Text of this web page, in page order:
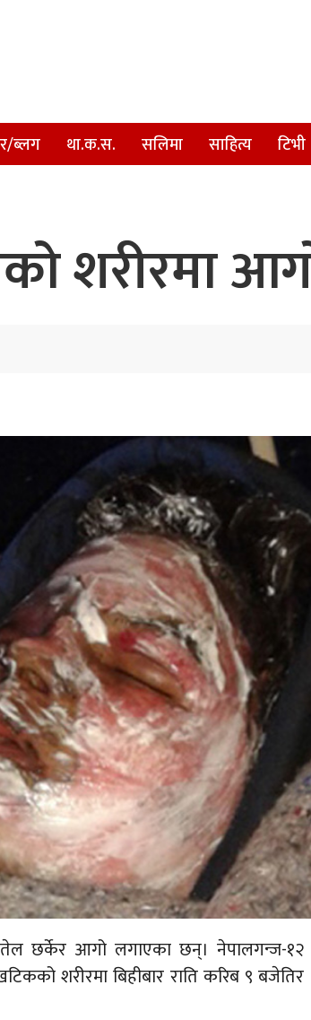
ब्लग था.क.स. सलिमा साहित्य टिभी
शरीरमा
छर्केर आगो लगाएका छन्। नेपालगन्ज-१२
शरीरमा बिहीबार राति करिब ९ बजेतिर